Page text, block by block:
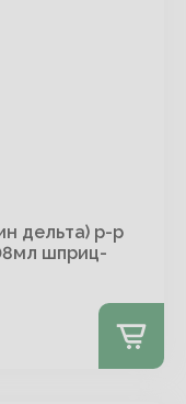
дельта) р-р
шприц-